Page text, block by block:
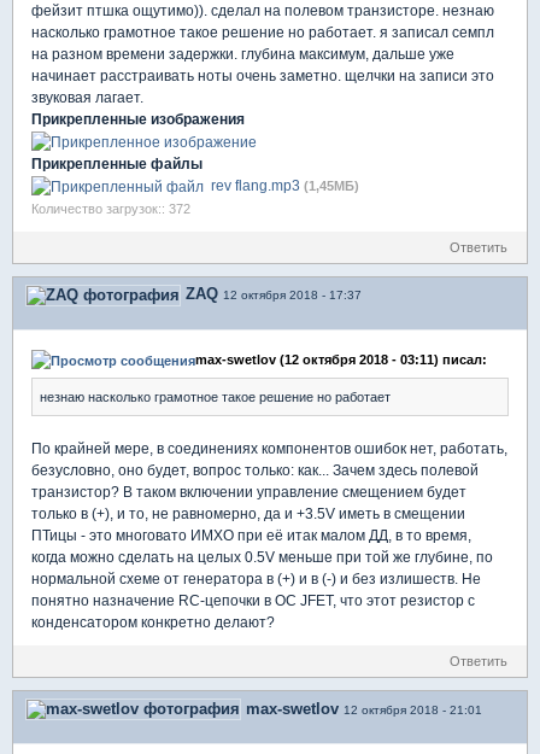
фейзит птшка ощутимо)). сделал на полевом транзисторе. незнаю
насколько грамотное такое решение но работает. я записал семпл
на разном времени задержки. глубина максимум, дальше уже
начинает расстраивать ноты очень заметно. щелчки на записи это
звуковая лагает.
Прикрепленные изображения
Прикрепленные файлы
rev flang.mp3 (1,45МБ)
Количество загрузок:: 372
Ответить
ZAQ 12 октября 2018 - 17:37
max-swetlov (12 октября 2018 - 03:11) писал:
незнаю насколько грамотное такое решение но работает
По крайней мере, в соединениях компонентов ошибок нет, работать,
безусловно, оно будет, вопрос только: как... Зачем здесь полевой
транзистор? В таком включении управление смещением будет
только в (+), и то, не равномерно, да и +3.5V иметь в смещении
ПТицы - это многовато ИМХО при её итак малом ДД, в то время,
когда можно сделать на целых 0.5V меньше при той же глубине, по
нормальной схеме от генератора в (+) и в (-) и без излишеств. Не
понятно назначение RC-цепочки в ОС JFET, что этот резистор с
конденсатором конкретно делают?
Ответить
max-swetlov 12 октября 2018 - 21:01